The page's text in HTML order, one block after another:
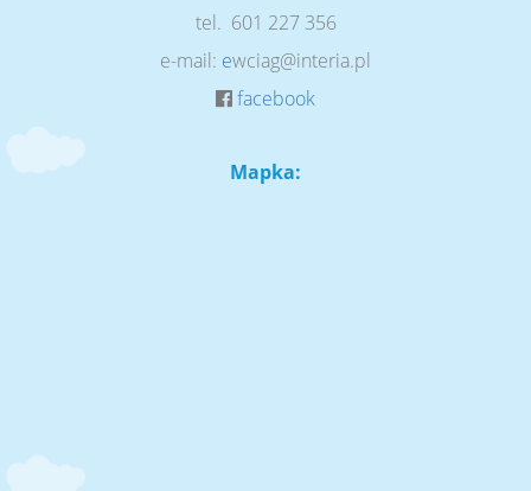
tel. 601 227 356
e-mail: ewciag@interia.pl
facebook
Mapka: